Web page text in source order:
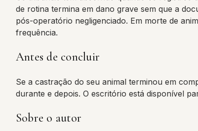
de rotina termina em dano grave sem que a
pós-operatório negligenciado. Em morte de
frequência.
Antes de concluir
Se a castração do seu animal terminou em
durante e depois. O escritório está disponível
Sobre o autor